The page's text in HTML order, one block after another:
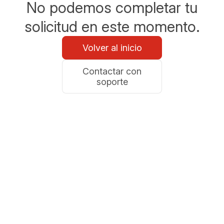
No podemos completar tu
solicitud en este momento.
Volver al inicio
Contactar con
soporte